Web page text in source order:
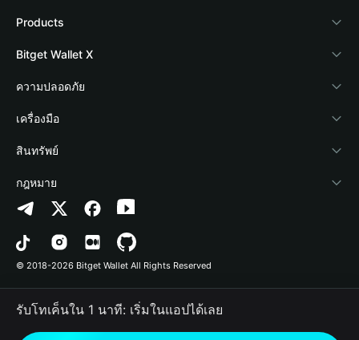
เกี่ยวกับ Bitget Wallet
Blog
Academy
ข่าวสารด้านคริปโต
ศูนย์ช่วยเหลือ
ติดต่อเรา
ทรัพยากรข้อมูลของแบรนด์
อาชีพ
Products
Crypto Card
Stablecoin Earn
Payfi Crypto
Crypto Swap API
Altcoin Season Index
Prediction Markets
DApp
RWA
Bitget Wallet X
นักพัฒนา
เชื่อมต่อ Wallet
Bitget Wallet Pay
ลิสต์โปรเจกต์
ความปลอดภัย
Protection Fund
เทคโนโลยีความปลอดภัย
เครื่องมือ
ซื้อคริปโต
การตรวจจับการอนุญาต
การตรวจจับสัญญา
การโอนเป็นชุด
สินทรัพย์
Arbitrum
Avalanche
Bitcoin
Polygon
กฎหมาย
นโยบายความเป็นส่วนตัว
ข้อตกลงในการใช้บริการ
© 2018-2026 Bitget Wallet All Rights Reserved
รับโทเค็นใน 1 นาที: เริ่มในแอปได้เลย